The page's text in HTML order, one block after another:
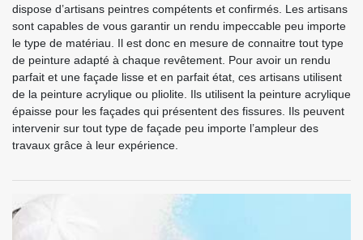
dispose d’artisans peintres compétents et confirmés. Les artisans
sont capables de vous garantir un rendu impeccable peu importe
le type de matériau. Il est donc en mesure de connaitre tout type
de peinture adapté à chaque revêtement. Pour avoir un rendu
parfait et une façade lisse et en parfait état, ces artisans utilisent
de la peinture acrylique ou pliolite. Ils utilisent la peinture acrylique
épaisse pour les façades qui présentent des fissures. Ils peuvent
intervenir sur tout type de façade peu importe l’ampleur des
travaux grâce à leur expérience.